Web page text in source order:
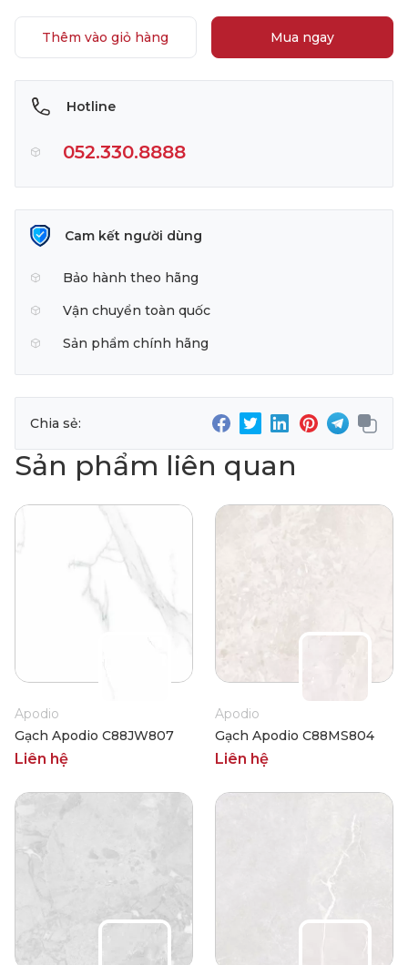
Thêm vào giỏ hàng Mua ngay
Hotline
052.330.8888
Cam kết người dùng
Bảo hành theo hãng
Vận chuyển toàn quốc
Sản phẩm chính hãng
Chia sẻ:
Sản phẩm liên quan
Apodio
Gạch Apodio C88JW807
Liên hệ
Apodio
Gạch Apodio C88MS804
Liên hệ